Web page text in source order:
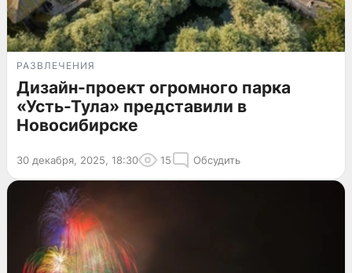
РАЗВЛЕЧЕНИЯ
Дизайн-проект огромного парка
«Усть-Тула» представили в
Новосибирске
30 декабря, 2025, 18:30 15 Обсудить